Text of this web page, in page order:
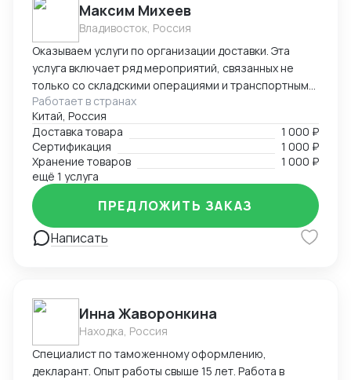
Максим Михеев
Владивосток, Россия
Оказываем услуги по организации доставки. Эта
услуга включает ряд мероприятий, связанных не
только со складскими операциями и транспортным
сопровождением. В нее также входит таможенное
оформление, помощь в заполнении необходимой
сопроводительной и разрешительной
документации.
Работает в странах
Китай, Россия
Доставка товара
1 000 ₽
Сертификация
1 000 ₽
Хранение товаров
1 000 ₽
ещё 1 услуга
Написать
ПРЕДЛОЖИТЬ ЗАКАЗ
Инна Жаворонкина
Находка, Россия
Специалист по таможенному оформлению,
декларант. Опыт работы свыше 15 лет. Работа в